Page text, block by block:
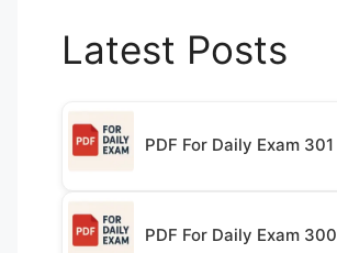
Latest Posts
PDF For Daily Exam 301
PDF For Daily Exam 300